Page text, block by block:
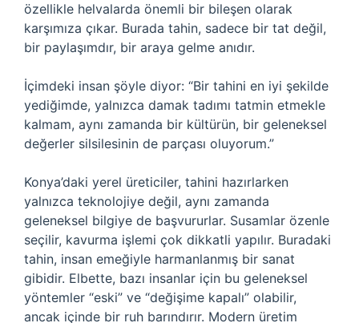
özellikle helvalarda önemli bir bileşen olarak
karşımıza çıkar. Burada tahin, sadece bir tat değil,
bir paylaşımdır, bir araya gelme anıdır.
İçimdeki insan şöyle diyor: “Bir tahini en iyi şekilde
yediğimde, yalnızca damak tadımı tatmin etmekle
kalmam, aynı zamanda bir kültürün, bir geleneksel
değerler silsilesinin de parçası oluyorum.”
Konya’daki yerel üreticiler, tahini hazırlarken
yalnızca teknolojiye değil, aynı zamanda
geleneksel bilgiye de başvururlar. Susamlar özenle
seçilir, kavurma işlemi çok dikkatli yapılır. Buradaki
tahin, insan emeğiyle harmanlanmış bir sanat
gibidir. Elbette, bazı insanlar için bu geleneksel
yöntemler “eski” ve “değişime kapalı” olabilir,
ancak içinde bir ruh barındırır. Modern üretim